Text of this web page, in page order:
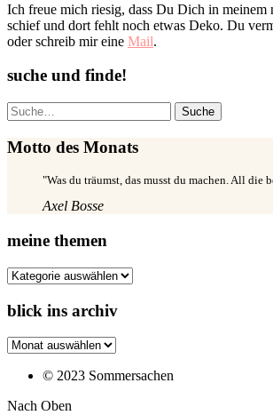
Ich freue mich riesig, dass Du Dich in meinem
schief und dort fehlt noch etwas Deko. Du
oder schreib mir eine Mail.
suche und finde!
Suche
Motto des Monats
"Was du träumst, das musst du machen. All die
Axel Bosse
meine themen
meine
blick ins archiv
blick
archiv
© 2023 Sommersachen
Nach Oben